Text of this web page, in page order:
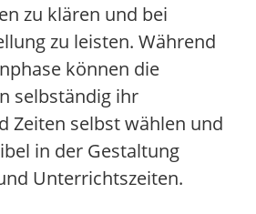
zu klären und bei
zu leisten. Während
können die
selbständig ihr
Zeiten selbst wählen und
in der Gestaltung
Unterrichtszeiten.